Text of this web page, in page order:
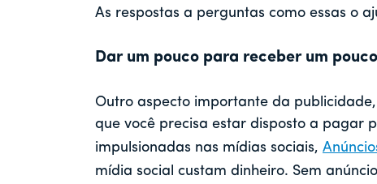
As respostas a perguntas como essas o
Dar um pouco para receber um pouco
Outro aspecto importante da
que você precisa estar disposto a pagar
impulsionadas nas mídias sociais,
mídia social custam dinheiro. Sem